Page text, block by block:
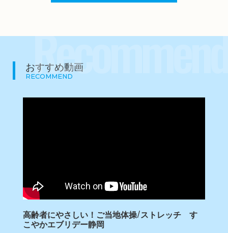
Recommend
おすすめ動画
RECOMMEND
高齢者にやさしい！ご当地体操/ストレッチ す
こやかエブリデー静岡